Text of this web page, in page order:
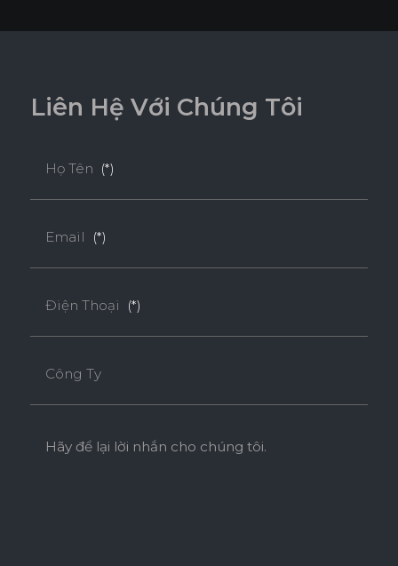
Liên Hệ Với Chúng Tôi
Họ Tên (*)
Email (*)
Điện Thoại (*)
Công Ty
Hãy để lại lời nhắn cho chúng tôi.